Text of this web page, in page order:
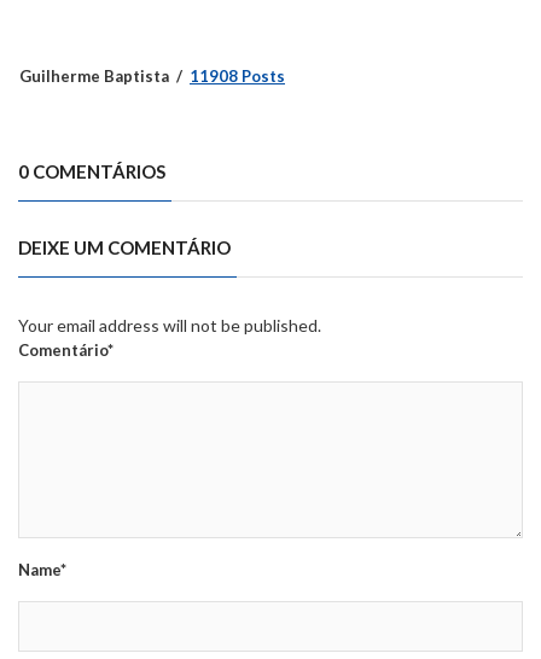
Guilherme Baptista 11908 Posts
0 COMENTÁRIOS
DEIXE UM COMENTÁRIO
Your email address will not be published.
Comentário*
Name*